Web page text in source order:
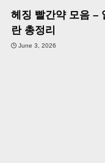
헤징 빨간약 모음 –
란 총정리
June 3, 2026